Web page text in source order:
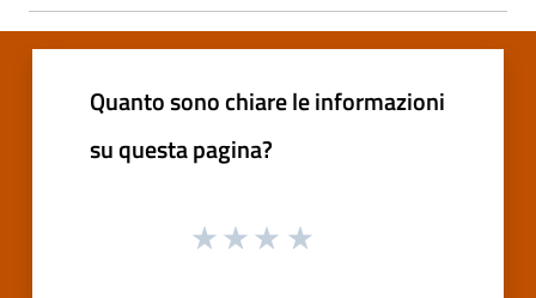
Quanto sono chiare le informazioni
su questa pagina?